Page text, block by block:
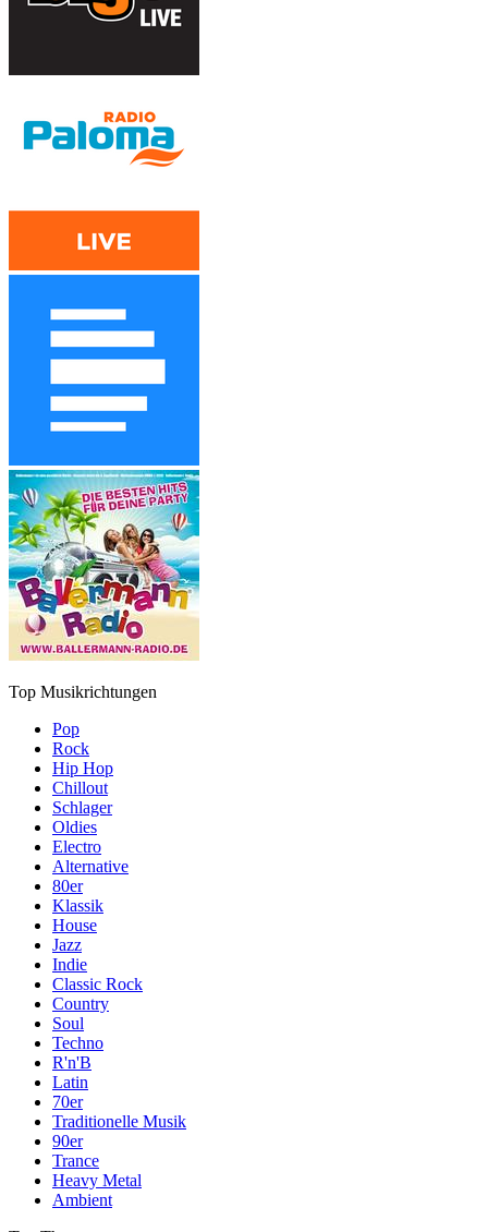
Top Musikrichtungen
Pop
Rock
Hip Hop
Chillout
Schlager
Oldies
Electro
Alternative
80er
Klassik
House
Jazz
Indie
Classic Rock
Country
Soul
Techno
R'n'B
Latin
70er
Traditionelle Musik
90er
Trance
Heavy Metal
Ambient